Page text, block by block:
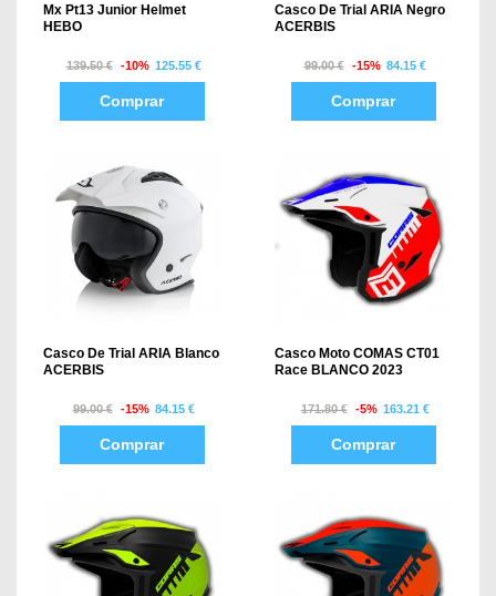
Mx Pt13 Junior Helmet
HEBO
139.50 € -10% 125.55 €
Comprar
Casco De Trial ARIA Negro
ACERBIS
99.00 € -15% 84.15 €
Comprar
Casco De Trial ARIA Blanco
ACERBIS
99.00 € -15% 84.15 €
Comprar
Casco Moto COMAS CT01
Race BLANCO 2023
171.80 € -5% 163.21 €
Comprar